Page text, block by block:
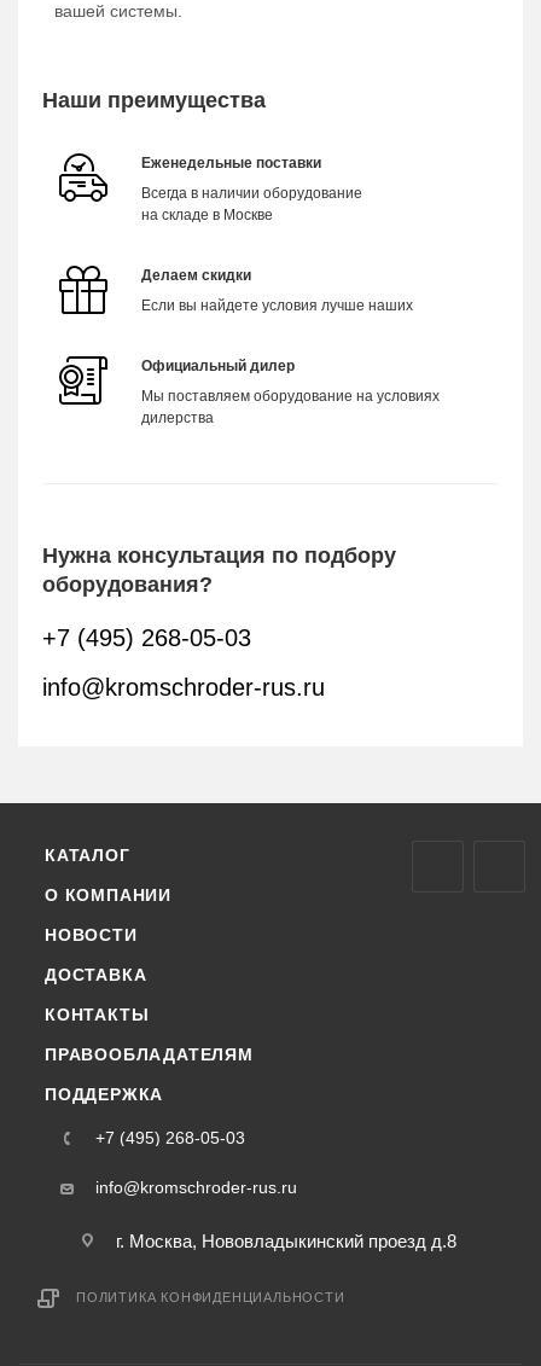
вашей системы.
Наши преимущества
Еженедельные поставки
Всегда в наличии оборудование
на складе в Москве
Делаем скидки
Если вы найдете условия лучше наших
Официальный дилер
Мы поставляем оборудование на условиях
дилерства
Нужна консультация по подбору
оборудования?
+7 (495) 268-05-03
info@kromschroder-rus.ru
КАТАЛОГ
О КОМПАНИИ
НОВОСТИ
ДОСТАВКА
КОНТАКТЫ
ПРАВООБЛАДАТЕЛЯМ
ПОДДЕРЖКА
+7 (495) 268-05-03
info@kromschroder-rus.ru
г. Москва, Нововладыкинский проезд д.8
ПОЛИТИКА КОНФИДЕНЦИАЛЬНОСТИ